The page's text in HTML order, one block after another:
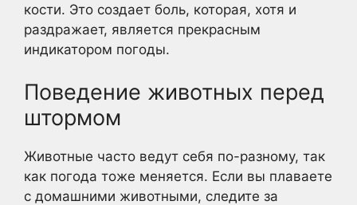
кости. Это создает боль, которая, хотя и
раздражает, является прекрасным
индикатором погоды.
Поведение животных перед
штормом
Животные часто ведут себя по-разному, так
как погода тоже меняется. Если вы плаваете
с домашними животными, следите за